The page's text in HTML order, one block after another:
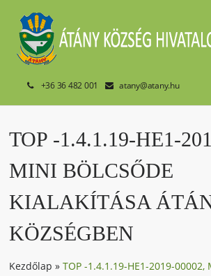
+36 36 482 001 atany@atany.hu
TOP -1.4.1.19-HE1-
MINI BÖLCSŐDE
KIALAKÍTÁSA
KÖZSÉGBEN
Kezdőlap »TOP -1.4.1.19-HE1-2019-